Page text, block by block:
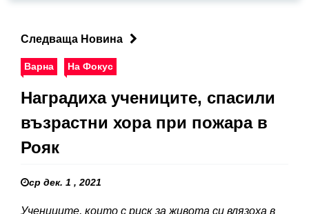
Следваща Новина
Варна На Фокус
Наградиха учениците, спасили
възрастни хора при пожара в
Рояк
ср дек. 1 , 2021
Учениците, които с риск за живота си влязоха в